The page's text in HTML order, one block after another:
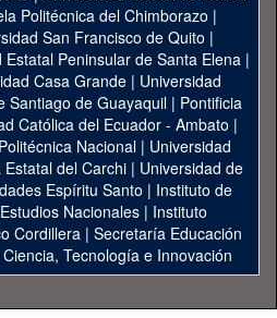
Politécnica del Chimborazo |
San Francisco de Quito |
Estatal Peninsular de Santa Elena|
Casa Grande | Universidad
Santiago de Guayaquil| Pontificia
Católica del Ecuador - Ambato |
Nacional| Universidad
Estatal del Carchi| Universidad de
Espíritu Santo | Instituto de
Nacionales | Instituto
Cordillera | Secretaría Educación
Tecnología e Innovación